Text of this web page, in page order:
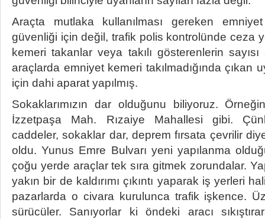
Araçta mutlaka kullanılması gereken
güvenliği için değil, trafik polis kontrolünde ceza
kemeri takanlar veya takılı gösterenlerin
araçlarda emniyet kemeri takılmadığında çıkan
için dahi aparat yapılmış.
Sokaklarımızın dar olduğunu biliyoruz.
İzzetpaşa Mah. Rızaiye Mahallesi gibi.
caddeler, sokaklar dar, deprem fırsata çevrilir
oldu. Yunus Emre Bulvarı yeni yapılanma
çoğu yerde araçlar tek sıra gitmek zorundalar.
yakın bir de kaldırımı çıkıntı yaparak iş yerleri
pazarlarda o civara kurulunca trafik işkence.
sürücüler. Sanıyorlar ki öndeki aracı